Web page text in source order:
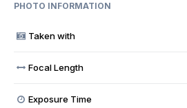
PHOTO INFORMATION
Taken with
Focal Length
Exposure Time